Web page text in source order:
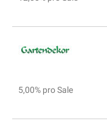
5,00% pro Sale